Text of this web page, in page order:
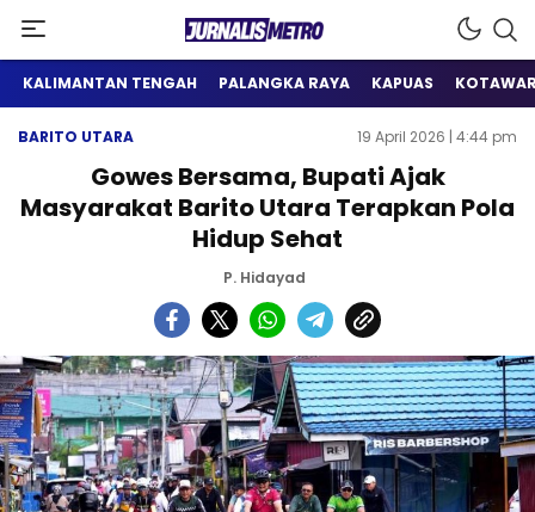
Jurnalis Metro
Satu Wadah Informasi
KALIMANTAN TENGAH PALANGKA RAYA KAPUAS
BARITO UTARA 19 April 2026 | 4:44 pm
Gowes Bersama, Bupati Ajak
Masyarakat Barito Utara Terapkan Pola
Hidup Sehat
P. Hidayad